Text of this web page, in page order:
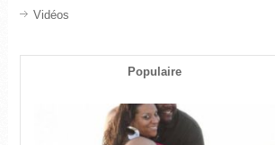
Vidéos
Populaire